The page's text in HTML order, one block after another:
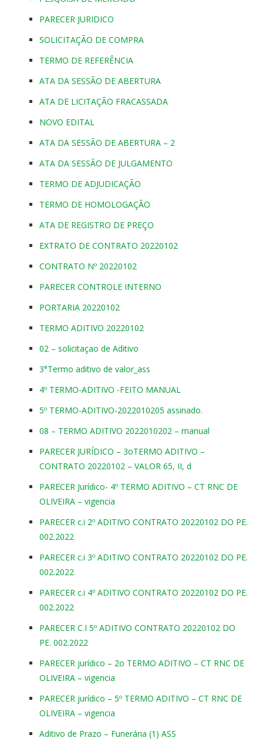
PARECER JURIDICO
SOLICITAÇÃO DE COMPRA
TERMO DE REFERÊNCIA
ATA DA SESSÃO DE ABERTURA
ATA DE LICITAÇÃO FRACASSADA
NOVO EDITAL
ATA DA SESSÃO DE ABERTURA – 2
ATA DA SESSÃO DE JULGAMENTO
TERMO DE ADJUDICAÇÃO
TERMO DE HOMOLOGAÇÃO
ATA DE REGISTRO DE PREÇO
EXTRATO DE CONTRATO 20220102
CONTRATO Nº 20220102
PARECER CONTROLE INTERNO
PORTARIA 20220102
TERMO ADITIVO 20220102
02 – solicitaçao de Aditivo
3°Termo aditivo de valor_ass
4º TERMO-ADITIVO -FEITO MANUAL
5º TERMO-ADITIVO-2022010205 assinado.
08 – TERMO ADITIVO 2022010202 – manual
PARECER JURÍDICO – 3oTERMO ADITIVO –
CONTRATO 20220102 – VALOR 65, II, d
PARECER Jurídico- 4º TERMO ADITIVO – CT RNC DE
OLIVEIRA – vigencia
PARECER c.i 2º ADITIVO CONTRATO 20220102 DO PE.
002.2022
PARECER c.i 3º ADITIVO CONTRATO 20220102 DO PE.
002.2022
PARECER c.i 4º ADITIVO CONTRATO 20220102 DO PE.
002.2022
PARECER C.I 5º ADITIVO CONTRATO 20220102 DO
PE. 002.2022
PARECER jurídico – 2o TERMO ADITIVO – CT RNC DE
OLIVEIRA – vigencia
PARECER jurídico – 5º TERMO ADITIVO – CT RNC DE
OLIVEIRA – vigencia
Aditivo de Prazo – Funerária (1) ASS